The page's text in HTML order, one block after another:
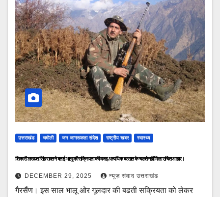
उत्तराखंड चमोली जन जागरूकता संदेश राष्ट्रीय खबर स्वास्थ्य
शिकारी लखपत सिंह रावत ने बताई भालू की सक्रियता की वजह,अत्यधिक बरसात के चलते नहीं मिला उचित आहार।
DECEMBER 29, 2025 न्यूज़ संवाद उत्तराखंड
गैरसैंण। इस साल भालू ओर गूलदार की बढती सक्रियता को लेकर